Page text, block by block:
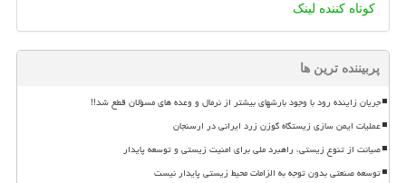
کوتاه کننده لینک
پربیننده ترین ها
جریان زاینده رود با وجود بارشهای بیشتر از نرمال و وعده های مسؤلان قطع شد!!
عملیات ایمن سازی زیستگاه گوزن زرد ایرانی در ارسنجان
صیانت از تنوع زیستی، راهبرد ملی برای امنیت زیستی و توسعه پایدار
توسعه صنعتی بدون توجه به الزامات محیط زیستی پایدار نیست